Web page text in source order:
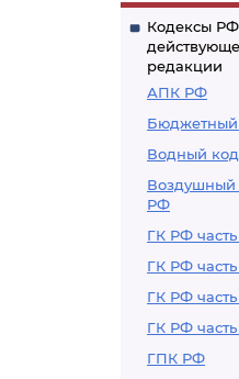
Кодексы
редакции
АПК РФ
Бюджетный
Водный
Воздушный
РФ
ГК РФ часть
ГК РФ часть
ГК РФ часть
ГК РФ
ГПК РФ